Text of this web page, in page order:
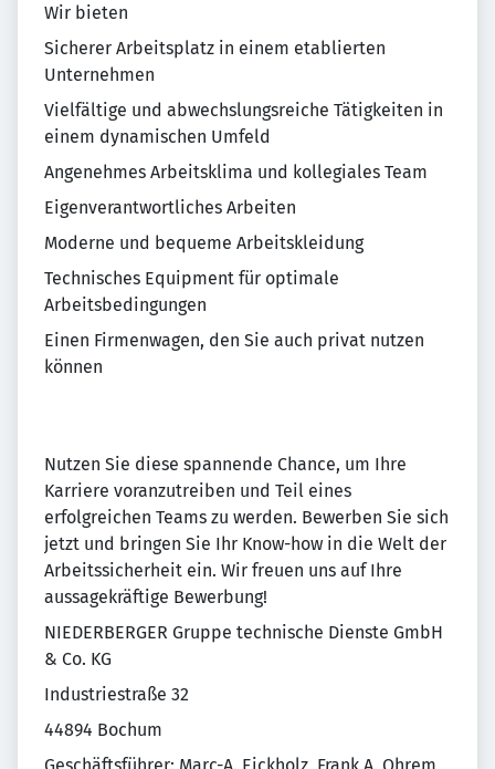
Wir bieten
Sicherer Arbeitsplatz in einem etablierten
Unternehmen
Vielfältige und abwechslungsreiche Tätigkeiten in
einem dynamischen Umfeld
Angenehmes Arbeitsklima und kollegiales Team
Eigenverantwortliches Arbeiten
Moderne und bequeme Arbeitskleidung
Technisches Equipment für optimale
Arbeitsbedingungen
Einen Firmenwagen, den Sie auch privat nutzen
können
Nutzen Sie diese spannende Chance, um Ihre
Karriere voranzutreiben und Teil eines
erfolgreichen Teams zu werden. Bewerben Sie sich
jetzt und bringen Sie Ihr Know-how in die Welt der
Arbeitssicherheit ein. Wir freuen uns auf Ihre
aussagekräftige Bewerbung!
NIEDERBERGER Gruppe technische Dienste GmbH
& Co. KG
Industriestraße 32
44894 Bochum